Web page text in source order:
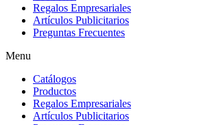
Regalos Empresariales
Artículos Publicitarios
Preguntas Frecuentes
Menu
Catálogos
Productos
Regalos Empresariales
Artículos Publicitarios